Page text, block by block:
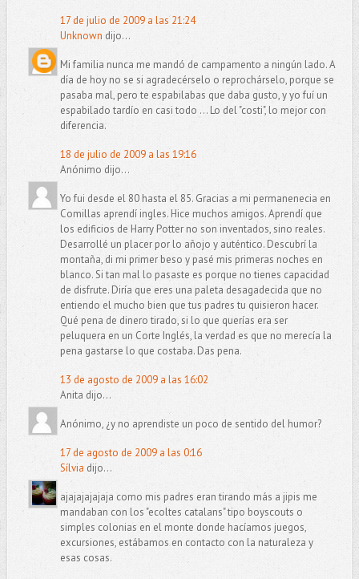
17 de julio de 2009 a las 21:24
Unknown dijo...
Mi familia nunca me mandó de campamento a ningún lado. A
día de hoy no se si agradecérselo o reprochárselo, porque se
pasaba mal, pero te espabilabas que daba gusto, y yo fuí un
espabilado tardío en casi todo ... Lo del "costi", lo mejor con
diferencia.
18 de julio de 2009 a las 19:16
Anónimo dijo...
Yo fui desde el 80 hasta el 85. Gracias a mi permanenecia en
Comillas aprendí ingles. Hice muchos amigos. Aprendí que
los edificios de Harry Potter no son inventados, sino reales.
Desarrollé un placer por lo añojo y auténtico. Descubrí la
montaña, di mi primer beso y pasé mis primeras noches en
blanco. Si tan mal lo pasaste es porque no tienes capacidad
de disfrute. Diría que eres una paleta desagadecida que no
entiendo el mucho bien que tus padres tu quisieron hacer.
Qué pena de dinero tirado, si lo que querías era ser
peluquera en un Corte Inglés, la verdad es que no merecía la
pena gastarse lo que costaba. Das pena.
13 de agosto de 2009 a las 16:02
Anita dijo...
Anónimo, ¿y no aprendiste un poco de sentido del humor?
17 de agosto de 2009 a las 0:16
Sílvia dijo...
ajajajajajaja como mis padres eran tirando más a jipis me
mandaban con los "ecoltes catalans" tipo boyscouts o
simples colonias en el monte donde hacíamos juegos,
excursiones, estábamos en contacto con la naturaleza y
esas cosas.